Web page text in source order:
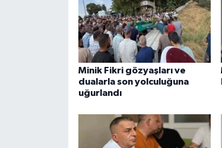
Minik Fikri gözyaşları ve
dualarla son yolculuğuna
uğurlandı